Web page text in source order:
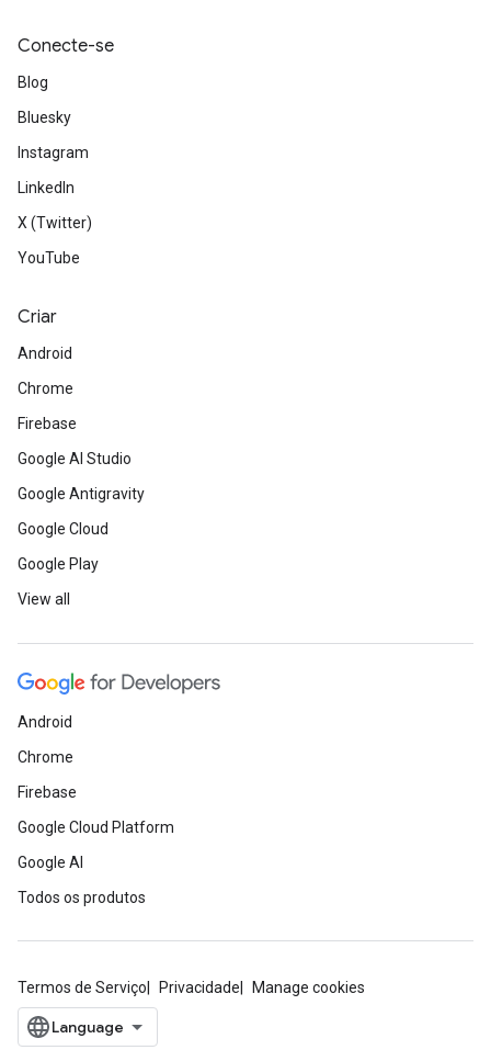
Conecte-se
Blog
Bluesky
Instagram
LinkedIn
X (Twitter)
YouTube
Criar
Android
Chrome
Firebase
Google AI Studio
Google Antigravity
Google Cloud
Google Play
View all
Android
Chrome
Firebase
Google Cloud Platform
Google AI
Todos os produtos
Termos de Serviço Privacidade Manage cookies